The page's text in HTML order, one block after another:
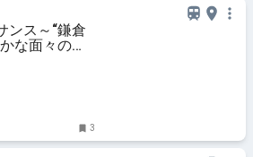
ンス～“鎌倉
な面々の力
3